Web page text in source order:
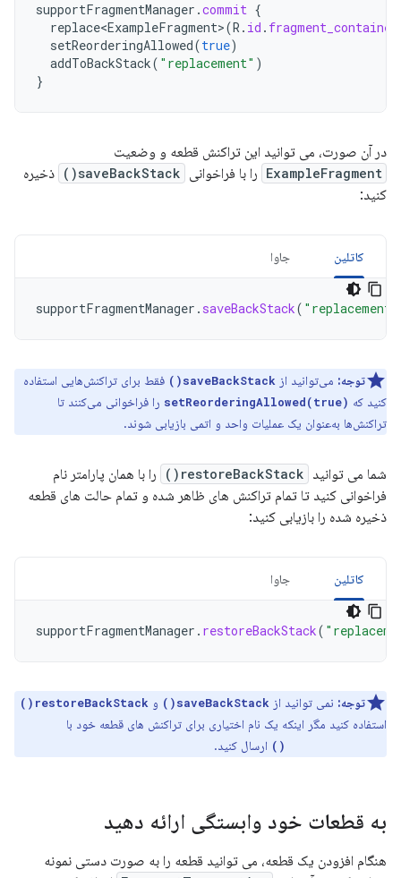
supportFragmentManager .commit {
replace<ExampleFragment>(R . id . fragment_container
setReorderingAllowed(true)
addToBackStack( "replacement" )
}
در آن صورت، می توانید این تراکنش قطعه و وضعیت
ExampleFragment را با فراخوانی saveBackStack()
ذخیره
کنید:
کاتلین جاوا
supportFragmentManager . saveBackStack( "replacement"
توجه: می‌توانید از saveBackStack()
فقط برای تراکنش‌هایی استفاده
کنید که setReorderingAllowed(true) را فراخوانی می‌کنند تا
تراکنش‌ها به‌عنوان یک عملیات واحد و اتمی بازیابی شوند.
شما می توانید restoreBackStack()
را با همان پارامتر نام
فراخوانی کنید تا تمام تراکنش های ظاهر شده و تمام حالت های قطعه
ذخیره شده را بازیابی کنید:
کاتلین جاوا
supportFragmentManager . restoreBackStack(
توجه: نمی توانید از saveBackStack() و restoreBackStack()
استفاده کنید مگر اینکه یک نام اختیاری برای تراکنش های قطعه خود با
ارسال کنید.
به قطعات خود وابستگی ارائه دهید
هنگام افزودن یک قطعه، می توانید قطعه را به صورت دستی نمونه